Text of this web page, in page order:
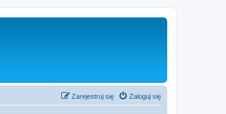
Zaloguj się
Zarejestruj się